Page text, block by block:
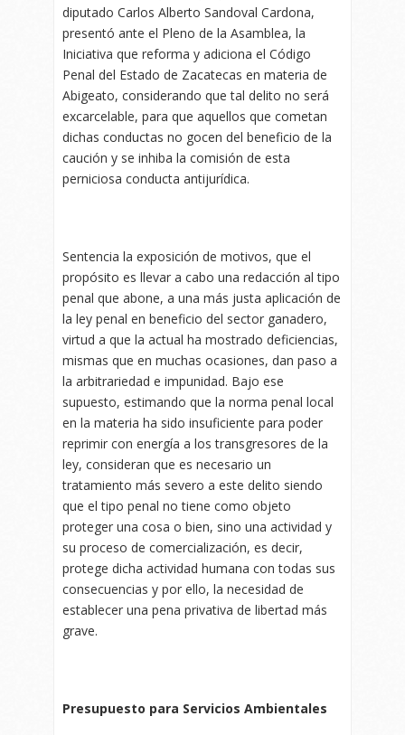
diputado Carlos Alberto Sandoval Cardona,
presentó ante el Pleno de la Asamblea, la
Iniciativa que reforma y adiciona el Código
Penal del Estado de Zacatecas en materia de
Abigeato, considerando que tal delito no será
excarcelable, para que aquellos que cometan
dichas conductas no gocen del beneficio de la
caución y se inhiba la comisión de esta
perniciosa conducta antijurídica.
Sentencia la exposición de motivos, que el
propósito es llevar a cabo una redacción al tipo
penal que abone, a una más justa aplicación de
la ley penal en beneficio del sector ganadero,
virtud a que la actual ha mostrado deficiencias,
mismas que en muchas ocasiones, dan paso a
la arbitrariedad e impunidad. Bajo ese
supuesto, estimando que la norma penal local
en la materia ha sido insuficiente para poder
reprimir con energía a los transgresores de la
ley, consideran que es necesario un
tratamiento más severo a este delito siendo
que el tipo penal no tiene como objeto
proteger una cosa o bien, sino una actividad y
su proceso de comercialización, es decir,
protege dicha actividad humana con todas sus
consecuencias y por ello, la necesidad de
establecer una pena privativa de libertad más
grave.
Presupuesto para Servicios Ambientales